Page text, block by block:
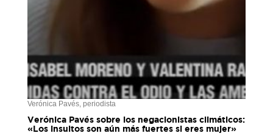
Verónica Pavés, periodista
Verónica Pavés sobre los negacionistas climáticos:
«Los insultos son aún más fuertes si eres mujer»